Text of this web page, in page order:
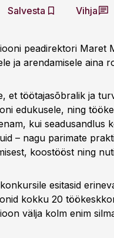
Salvesta Vihja
peadirektori Maret
ja arendamisele aina
et töötajasõbralik ja
edukusele, ning
kui seadusandlus
– nagu parimate
koostööst ning
esitasid
kokku 20
välja kolm enim